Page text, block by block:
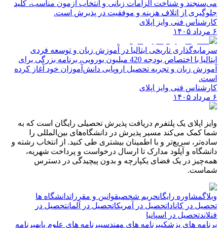
می‌سنجند و شناخت الزامات زبانی و انتخاب آزمون مناسب، کلید
جلوگیری از اتلاف هزینه و موفقیت در پذیرش است.
کارشناس فنی وایز اپلای
۶ مرداد ۱۴۰۵
سرمایه‌گذاری تاریخی ایتالیا در آموزش زبان و توسعه فردی
ایتالیا با اختصاص بودجه 420 میلیون یورویی، برنامه بزرگی برای
آموزش زبان و تجربه تحصیل اروپایی دانش‌آموزان خود آغاز کرده
است.
کارشناس فنی وایز اپلای
۶ مرداد ۱۴۰۵
وایز اپلای یک پلتفرم دریافت پذیرش تحصیلی رایگان است که به
شما کمک می‌کند مسیر پذیرش در دانشگاه‌های بین‌المللی را
ساده‌تر، سریع‌تر و با اطمینان بیشتری طی کنید. از انتخاب رشته و
دانشگاه و آپلود مدارک تا ارسال درخواست و پرداخت شهریه،
همه‌چیز در یک فضای یکپارچه و بدون پیچیدگی در دسترس
شماست.
وبلاگمشاوره رایگانحریم شخصیقوانین و مقرراتدانشگاه ها
تحصیل در کانادا تحصیل در آمریکاتحصیل در آلمانتحصیل در
فنلاندتحصیل در اسپانیا
برنامه های پزشکیبرنامه های مهندسیبرنامه های علوم پایهبرنامه